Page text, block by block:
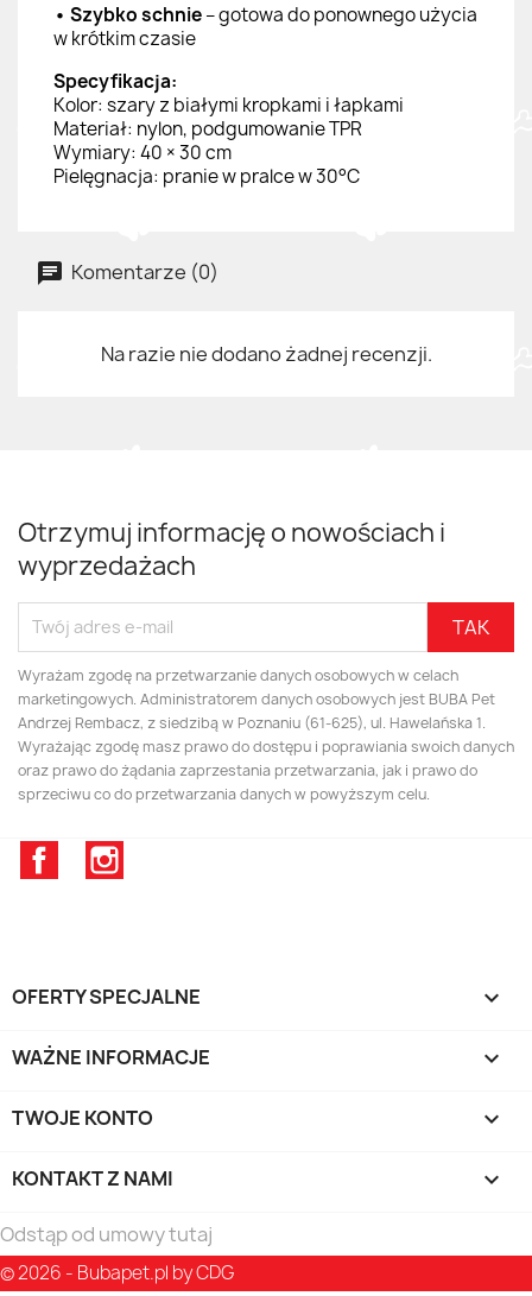
• Szybko schnie– gotowa do ponownego użycia
w krótkim czasie
Specyfikacja:
Kolor: szary z białymi kropkami i łapkami
Materiał: nylon, podgumowanie TPR
Wymiary: 40 × 30 cm
Pielęgnacja: pranie w pralce w 30°C
Komentarze (0)
Na razie nie dodano żadnej recenzji.
Otrzymuj informację o nowościach i
wyprzedażach
Wyrażam zgodę na przetwarzanie danych osobowych w celach
marketingowych. Administratorem danych osobowych jest BUBA Pet
Andrzej Rembacz, z siedzibą w Poznaniu (61-625), ul. Hawelańska 1.
Wyrażając zgodę masz prawo do dostępu i poprawiania swoich danych
oraz prawo do żądania zaprzestania przetwarzania, jak i prawo do
sprzeciwu co do przetwarzania danych w powyższym celu.
Facebook
OFERTY SPECJALNE 
WAŻNE INFORMACJE 
TWOJE KONTO 
KONTAKT Z NAMI keyboard_arrow_down
Odstąp od umowy tutaj
© 2026 - Bubapet.pl by CDG